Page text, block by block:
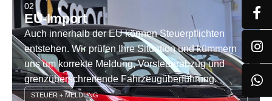
02
EU-Import
Auch innerhalb der EU können Steuerpflichten
entstehen. Wir prüfen Ihre Situation und kümmern
uns um korrekte Meldung, Vorsteuerabzug und
grenzüberschreitende Fahrzeugüberführung.
STEUER + MELDUNG